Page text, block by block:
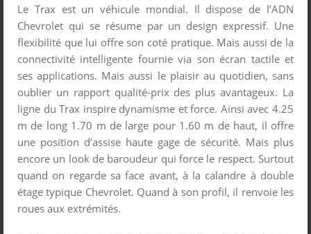
Le Trax est un véhicule mondial. Il dispose de l’ADN
Chevrolet qui se résume par un design expressif. Une
flexibilité que lui offre son coté pratique. Mais aussi de la
connectivité intelligente fournie via son écran tactile et
ses applications. Mais aussi le plaisir au quotidien, sans
oublier un rapport qualité-prix des plus avantageux. La
ligne du Trax inspire dynamisme et force. Ainsi avec 4.25
m de long 1.70 m de large pour 1.60 m de haut, il offre
une position d’assise haute gage de sécurité. Mais plus
encore un look de baroudeur qui force le respect. Surtout
quand on regarde sa face avant, à la calandre à double
étage typique Chevrolet. Quand à son profil, il renvoie les
roues aux extrémités.